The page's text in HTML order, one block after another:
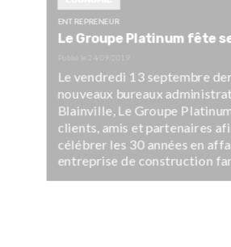
ENTREPRENEUR
Le Groupe Platinum fête
Le vendredi 13 septembre
nouveaux bureaux
Blainville, Le Groupe
clients, amis et partenaires
célébrer les 30 années en
entreprise de construction